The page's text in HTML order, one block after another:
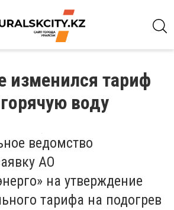
изменился тариф
воду
ведомство
АО
на утверждение
тарифа на подогрев